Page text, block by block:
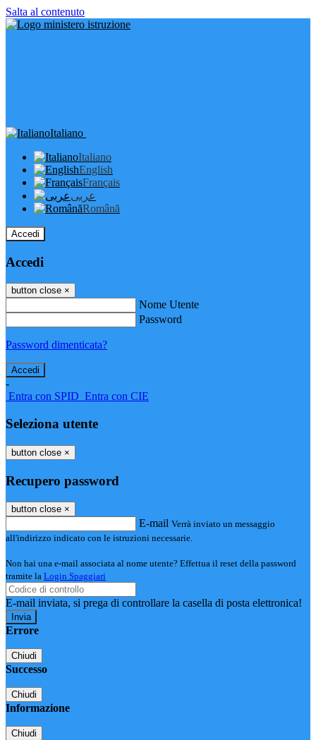
Salta al contenuto
Italiano
Italiano
English
Français
عربى
Română
Accedi
Accedi
button close ×
Nome Utente
Password
Password dimenticata?
-
Entra con SPID Entra con CIE
Seleziona utente
button close ×
Recupero password
button close ×
E-mail Verrà inviato un messaggio
all'indirizzo indicato con le istruzioni necessarie.
Non hai una e-mail associata al nome utente? Effettua il reset della password
tramite la Login Spaggiari
E-mail inviata, si prega di controllare la casella di posta elettronica!
Errore
Chiudi
Successo
Chiudi
Informazione
Chiudi